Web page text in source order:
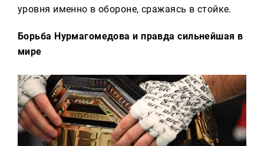
уровня именно в обороне, сражаясь в стойке.
Борьба Нурмагомедова и правда сильнейшая в
мире